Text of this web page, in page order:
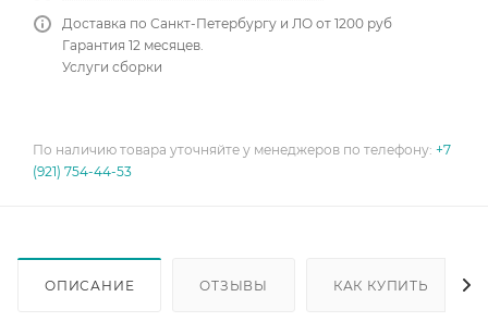
Доставка по Санкт-Петербургу и ЛО от 1200 руб
Гарантия 12 месяцев.
Услуги сборки
По наличию товара уточняйте у менеджеров по телефону: +7
(921) 754-44-53
ОПИСАНИЕ ОТЗЫВЫ КАК КУПИТЬ